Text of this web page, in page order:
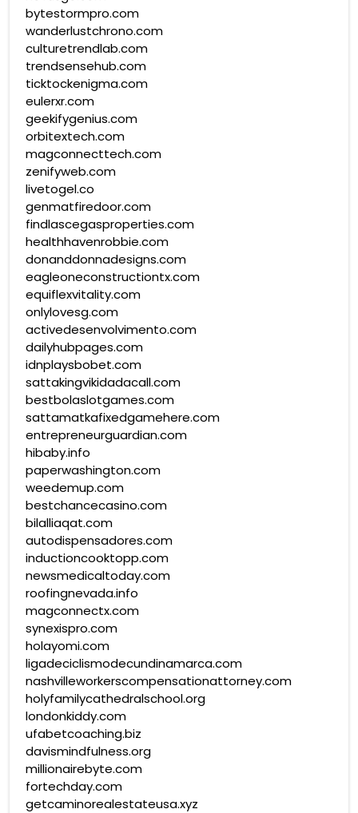
bytestormpro.com
wanderlustchrono.com
culturetrendlab.com
trendsensehub.com
ticktockenigma.com
eulerxr.com
geekifygenius.com
orbitextech.com
magconnecttech.com
zenifyweb.com
livetogel.co
genmatfiredoor.com
findlascegasproperties.com
healthhavenrobbie.com
donanddonnadesigns.com
eagleoneconstructiontx.com
equiflexvitality.com
onlylovesg.com
activedesenvolvimento.com
dailyhubpages.com
idnplaysbobet.com
sattakingvikidadacall.com
bestbolaslotgames.com
sattamatkafixedgamehere.com
entrepreneurguardian.com
hibaby.info
paperwashington.com
weedemup.com
bestchancecasino.com
bilalliaqat.com
autodispensadores.com
inductioncooktopp.com
newsmedicaltoday.com
roofingnevada.info
magconnectx.com
synexispro.com
holayomi.com
ligadeciclismodecundinamarca.com
nashvilleworkerscompensationattorney.com
holyfamilycathedralschool.org
londonkiddy.com
ufabetcoaching.biz
davismindfulness.org
millionairebyte.com
fortechday.com
getcaminorealestateusa.xyz